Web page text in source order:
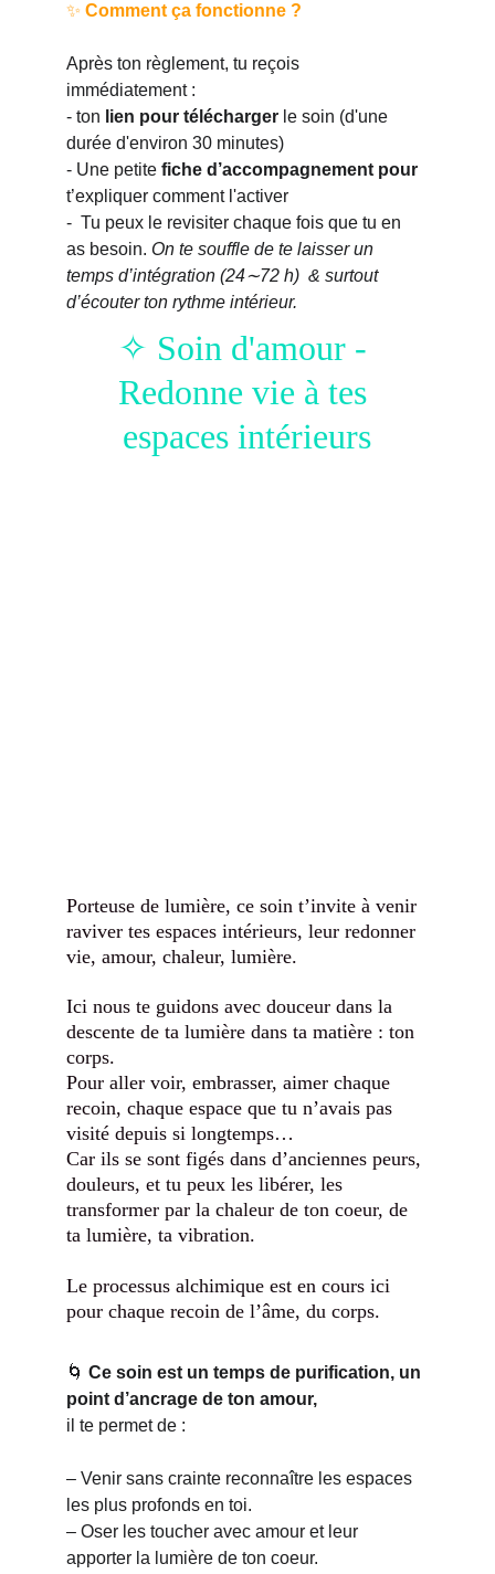
✨ Comment ça fonctionne ?
Après ton règlement, tu reçois
immédiatement :
- ton lien pour télécharger le soin (d'une
durée d'environ 30 minutes)
- Une petite fiche d’accompagnement pour
t’expliquer comment l'activer
-  Tu peux le revisiter chaque fois que tu en
as besoin. On te souffle de te laisser un
temps d’intégration (24∼72 h)  & surtout
d’écouter ton rythme intérieur.
Porteuse de lumière, ce soin t’invite à venir
raviver tes espaces intérieurs, leur redonner
vie, amour, chaleur, lumière.
Ici nous te guidons avec douceur dans la
descente de ta lumière dans ta matière : ton
corps.
Pour aller voir, embrasser, aimer chaque
recoin, chaque espace que tu n’avais pas
visité depuis si longtemps…
Car ils se sont figés dans d’anciennes peurs,
douleurs, et tu peux les libérer, les
transformer par la chaleur de ton coeur, de
ta lumière, ta vibration.
Le processus alchimique est en cours ici
pour chaque recoin de l’âme, du corps.
🌀 Ce soin est un temps de purification, un
point d’ancrage de ton amour,
il te permet de :
– Venir sans crainte reconnaître les espaces
les plus profonds en toi.
– Oser les toucher avec amour et leur
apporter la lumière de ton coeur.
✧ Soin d'amour -
Redonne vie à tes
espaces intérieurs